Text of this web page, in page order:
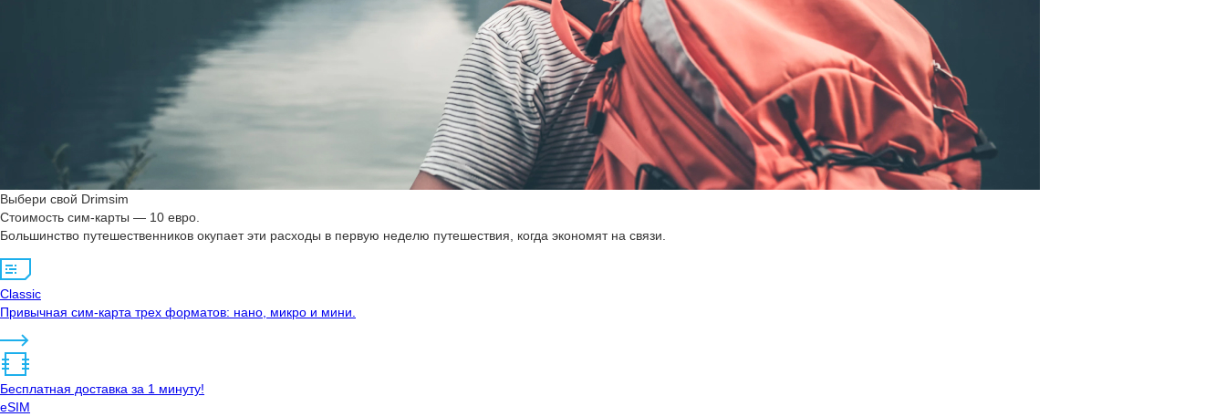
Выбери свой Drimsim
Стоимость сим-карты — 10 евро.
Большинство путешественников окупает эти расходы в первую неделю путешествия, когда экономят на связи.
Classic
Привычная сим-карта трех форматов: нано, микро и мини.
Бесплатная доставка за 1 минуту!
eSIM